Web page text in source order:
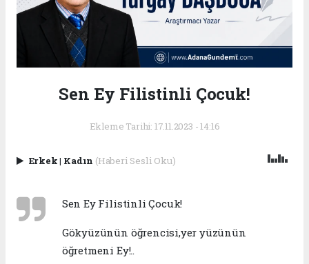
Sen Ey Filistinli Çocuk!
Ekleme Tarihi: 17.11.2023 - 14:16
Erkek| Kadın (Haberi Sesli Oku)
Sen Ey Filistinli Çocuk!
Gökyüzünün öğrencisi,yer yüzünün
öğretmeni Ey!..